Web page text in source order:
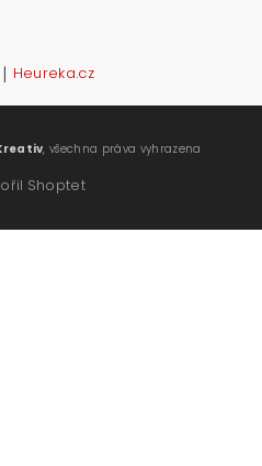
| Heureka.cz
, všechna práva vyhrazena
Shoptet